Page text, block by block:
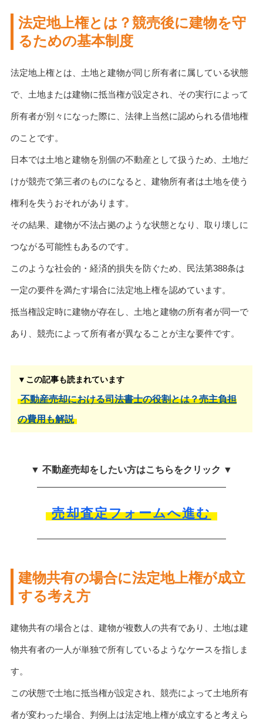
法定地上権とは？競売後に建物を守
るための基本制度
法定地上権とは、土地と建物が同じ所有者に属している状態
で、土地または建物に抵当権が設定され、その実行によって
所有者が別々になった際に、法律上当然に認められる借地権
のことです。
日本では土地と建物を別個の不動産として扱うため、土地だ
けが競売で第三者のものになると、建物所有者は土地を使う
権利を失うおそれがあります。
その結果、建物が不法占拠のような状態となり、取り壊しに
つながる可能性もあるのです。
このような社会的・経済的損失を防ぐため、民法第388条は
一定の要件を満たす場合に法定地上権を認めています。
抵当権設定時に建物が存在し、土地と建物の所有者が同一で
あり、競売によって所有者が異なることが主な要件です。
▼この記事も読まれています
不動産売却における司法書士の役割とは？売主負担
の費用も解説
▼ 不動産売却をしたい方はこちらをクリック ▼
売却査定フォームへ進む
建物共有の場合に法定地上権が成立
する考え方
建物共有の場合とは、建物が複数人の共有であり、土地は建
物共有者の一人が単独で所有しているようなケースを指しま
す。
この状態で土地に抵当権が設定され、競売によって土地所有
者が変わった場合、判例上は法定地上権が成立すると考えら